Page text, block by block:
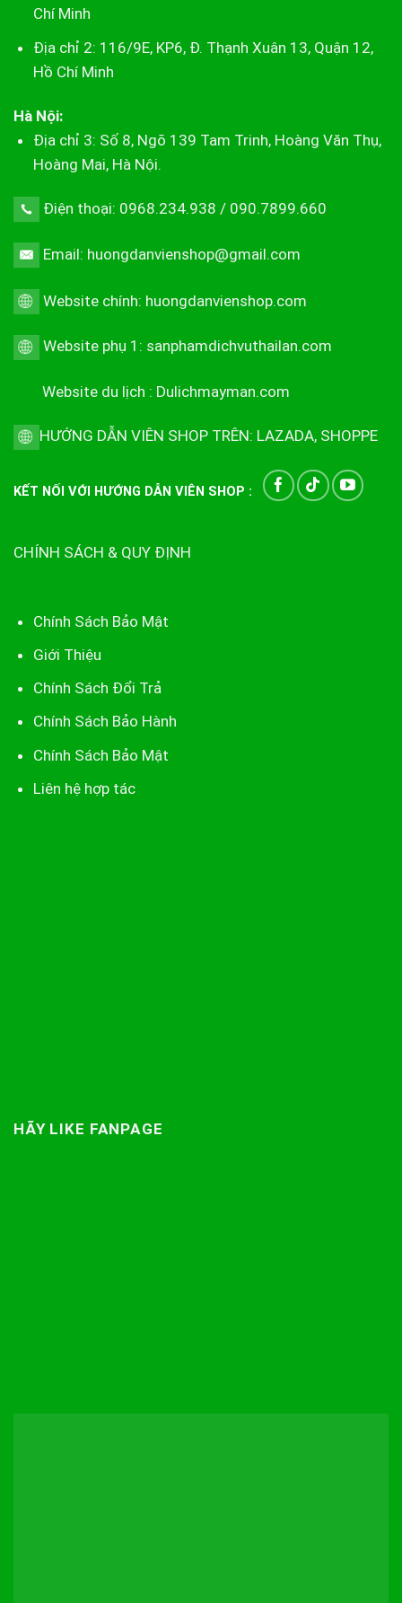
Chí Minh
Địa chỉ 2: 116/9E, KP6, Đ. Thạnh Xuân 13, Quận 12,
Hồ Chí Minh
Hà Nội:
Địa chỉ 3: Số 8, Ngõ 139 Tam Trinh, Hoàng Văn Thụ,
Hoàng Mai, Hà Nội.
Điện thoại: 0968.234.938 / 090.7899.660
Email: huongdanvienshop@gmail.com
Website chính: huongdanvienshop.com
Website phụ 1: sanphamdichvuthailan.com
Website du lịch : Dulichmayman.com
HƯỚNG DẪN VIÊN SHOP TRÊN: LAZADA, SHOPPE
KẾT NỐI VỚI HƯỚNG DẪN VIÊN SHOP :
CHÍNH SÁCH & QUY ĐỊNH
Chính Sách Bảo Mật
Giới Thiệu
Chính Sách Đổi Trả
Chính Sách Bảo Hành
Chính Sách Bảo Mật
Liên hệ hợp tác
HÃY LIKE FANPAGE